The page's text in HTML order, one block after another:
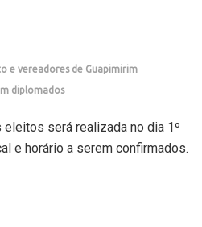
e vereadores de Guapimirim
diplomados
será realizada no dia 1º
e horário a serem confirmados.